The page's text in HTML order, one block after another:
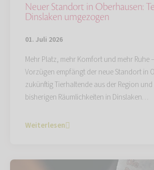
Neuer Standort in Oberhausen:
Dinslaken umgezogen
01. Juli 2026
Mehr Platz, mehr Komfort und mehr Ruhe
Vorzügen empfängt der neue Standort in
zukünftig Tierhaltende aus der Region
bisherigen Räumlichkeiten in Dinslaken…
Weiterlesen